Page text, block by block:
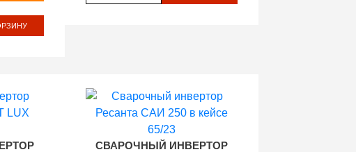
СВАРОЧНЫЙ ИНВЕРТОР